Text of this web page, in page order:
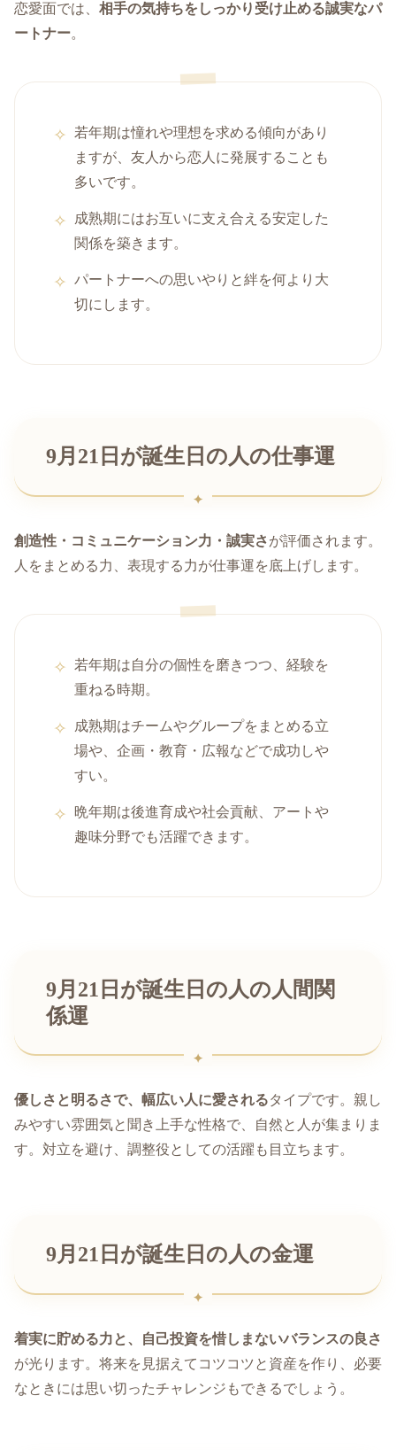
恋愛面では、 相手の気持ちをしっかり受け止める誠実なパ
ートナー。
若年期は憧れや理想を求める傾向があり
ますが、友人から恋人に発展することも
多いです。
成熟期にはお互いに支え合える安定した
関係を築きます。
パートナーへの思いやりと絆を何より大
切にします。
9月21日が誕生日の人の仕事運
創造性・コミュニケーション力・誠実さが評価されます。
人をまとめる力、表現する力が仕事運を底上げします。
若年期は自分の個性を磨きつつ、経験を
重ねる時期。
成熟期はチームやグループをまとめる立
場や、企画・教育・広報などで成功しや
すい。
晩年期は後進育成や社会貢献、アートや
趣味分野でも活躍できます。
9月21日が誕生日の人の人間関
係運
優しさと明るさで、幅広い人に愛されるタイプです。親し
みやすい雰囲気と聞き上手な性格で、自然と人が集まりま
す。対立を避け、調整役としての活躍も目立ちます。
9月21日が誕生日の人の金運
着実に貯める力と、自己投資を惜しまないバランスの良さ
が光ります。将来を見据えてコツコツと資産を作り、必要
なときには思い切ったチャレンジもできるでしょう。